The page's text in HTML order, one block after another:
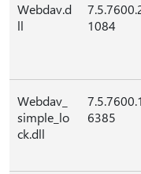
Webdav.d
ll
1084
Webdav_
simple_lo
ck.dll
7.5.7600.1
6385